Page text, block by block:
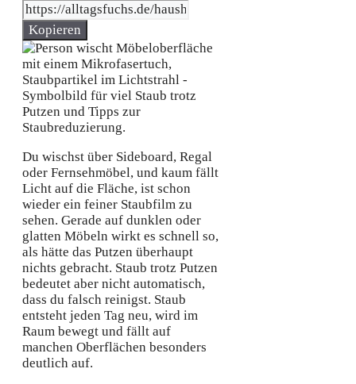
Kopieren
Du wischst über Sideboard, Regal
oder Fernsehmöbel, und kaum fällt
Licht auf die Fläche, ist schon
wieder ein feiner Staubfilm zu
sehen. Gerade auf dunklen oder
glatten Möbeln wirkt es schnell so,
als hätte das Putzen überhaupt
nichts gebracht. Staub trotz Putzen
bedeutet aber nicht automatisch,
dass du falsch reinigst. Staub
entsteht jeden Tag neu, wird im
Raum bewegt und fällt auf
manchen Oberflächen besonders
deutlich auf.